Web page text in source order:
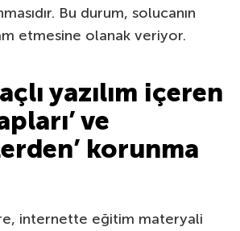
Bu durum, solucanın
etmesine olanak veriyor.
yazılım içeren
ve
korunma
internette eğitim materyali